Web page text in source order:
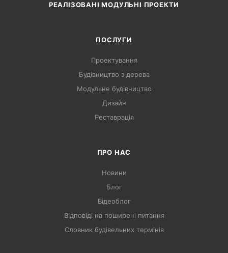
РЕАЛІЗОВАНІ МОДУЛЬНІ ПРОЕКТИ
ПОСЛУГИ
Проектування
Будівництво з дерева
Модульне будівництво
Дизайн
Реставрація
ПРО НАС
Новини
Блог
Відеоблог
Відповіді на поширені питання
Словник будівельних термінів